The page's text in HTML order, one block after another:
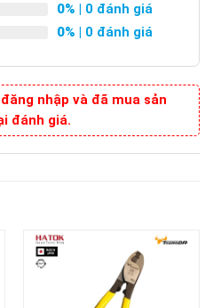
0% | 0 đánh giá
0% | 0 đánh giá
nhập và đã mua sản
đánh giá.